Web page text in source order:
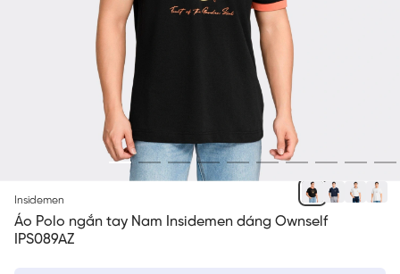
Insidemen
Áo Polo ngắn tay Nam Insidemen dáng Ownself
IPS089AZ